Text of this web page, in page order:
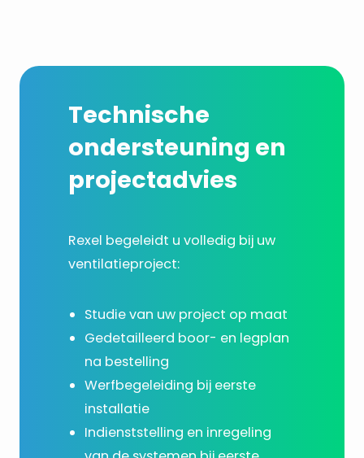
Technische
ondersteuning en
projectadvies
Rexel begeleidt u volledig bij uw
ventilatieproject:
Studie van uw project op maat
Gedetailleerd boor- en legplan
na bestelling
Werfbegeleiding bij eerste
installatie
Indienststelling en inregeling